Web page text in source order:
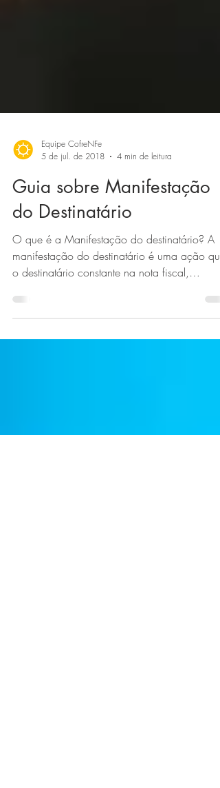
Equipe CofreNFe
5 de jul. de 2018
4 min de leitura
Guia sobre Manifestação
do Destinatário
O que é a Manifestação do destinatário? A
manifestação do destinatário é uma ação que